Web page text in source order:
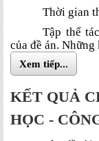
Thời gian
Tập thể
của đề án. Những
Xem tiếp...
KẾT QUẢ
HỌC -